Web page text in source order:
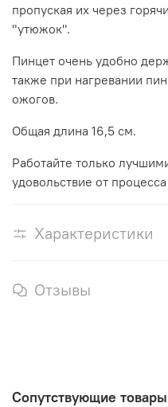
пропуская их через
"утюжок".
Пинцет очень удобно
также при нагревании
ожогов.
Общая длина 16,5 см.
Работайте только
удовольствие от
Характеристики
Отзывы
Сопутствующие товары